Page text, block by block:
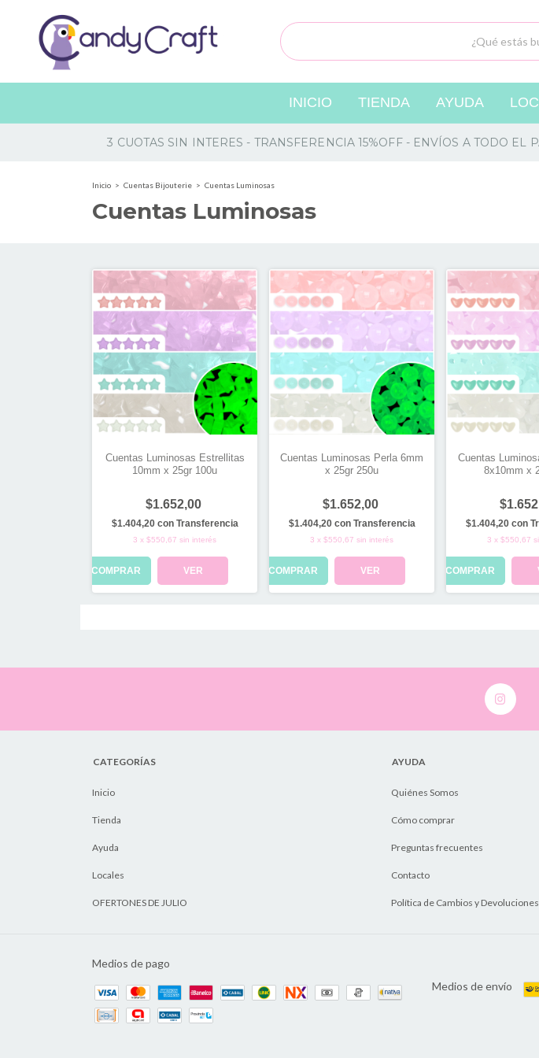
INICIO TIENDA AYUDA
3 CUOTAS SIN INTERES - TRANSFERENCIA 15%OFF - ENVÍOS A TODO
Inicio > Cuentas Bijouterie > Cuentas Luminosas
Cuentas Luminosas
Cuentas Luminosas Estrellitas
10mm x 25gr 100u
$1.652,00
$1.404,20 con Transferencia
3 x $550,67 sin interés
COMPRAR VER
Cuentas Luminosas Perla 6mm
x 25gr 250u
$1.652,00
$1.404,20 con Transferencia
3 x $550,67 sin interés
COMPRAR VER
Cuentas
8x10mm x
$1.404,20 con
3 x $550,67
COMPRAR
CATEGORÍAS
Inicio
Tienda
Ayuda
Locales
OFERTONES DE JULIO
AYUDA
Quiénes Somos
Cómo comprar
Preguntas frecuentes
Contacto
Política de Cambios y Devoluciones
Medios de pago
Medios de envío